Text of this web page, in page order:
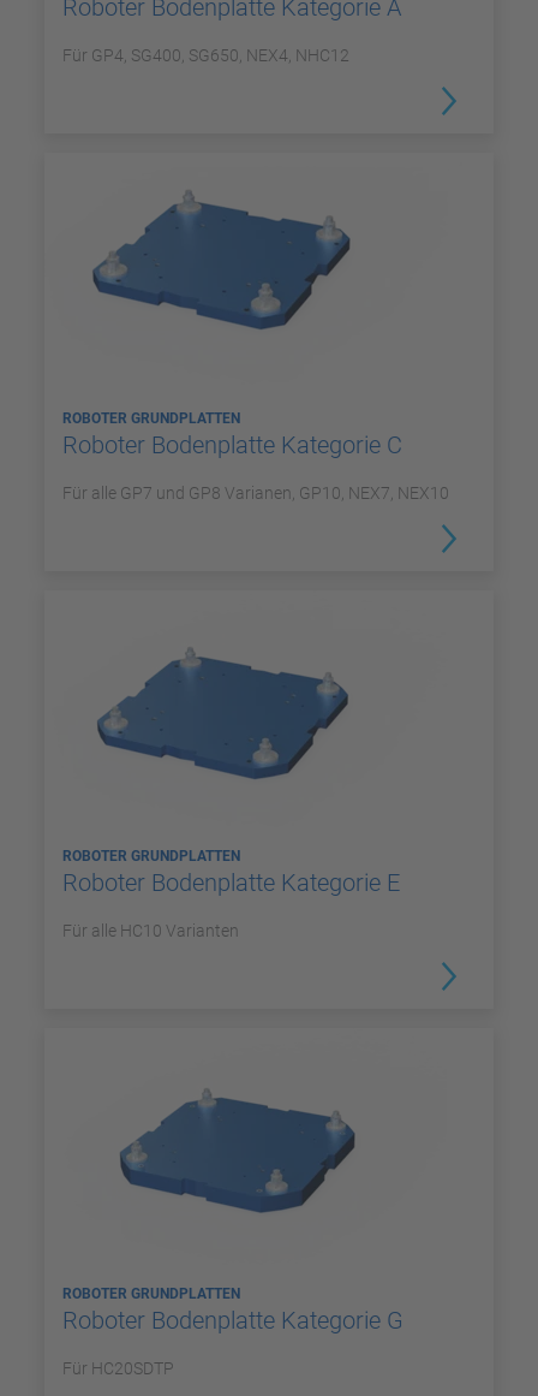
Roboter Bodenplatte Kategorie A
Für GP4, SG400, SG650, NEX4, NHC12
ROBOTER GRUNDPLATTEN
Roboter Bodenplatte Kategorie C
Für alle GP7 und GP8 Varianen, GP10, NEX7, NEX10
ROBOTER GRUNDPLATTEN
Roboter Bodenplatte Kategorie E
Für alle HC10 Varianten
ROBOTER GRUNDPLATTEN
Roboter Bodenplatte Kategorie G
Für HC20SDTP